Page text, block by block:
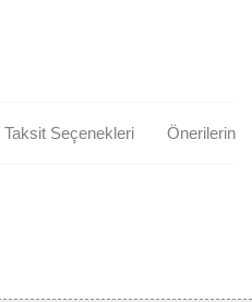
Taksit Seçenekleri Önerileriniz